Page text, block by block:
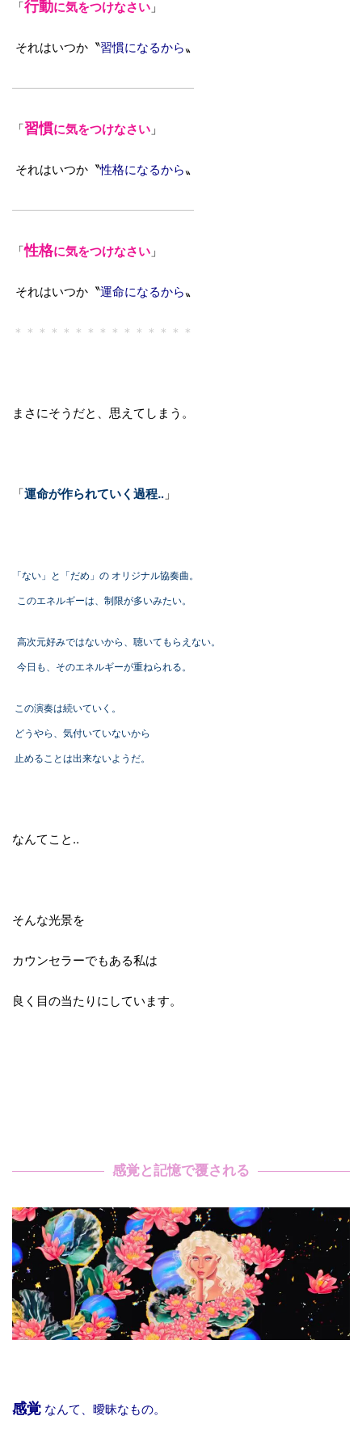
「行動に気をつけなさい 」
それはいつか〝習慣になるから〟
———————————————
「習慣に気をつけなさい 」
それはいつか〝性格になるから〟
———————————————
「性格に気をつけなさい 」
それはいつか〝運命になるから〟
＊＊＊＊＊＊＊＊＊＊＊＊＊＊＊
まさにそうだと、思えてしまう。
「運命が作られていく過程‥ 」
「ない」と「だめ」の オリジナル協奏曲。
このエネルギーは、制限が多いみたい。
高次元好みではないから、聴いてもらえない。
今日も、そのエネルギーが重ねられる。
この演奏は続いていく。
どうやら、気付いていないから
止めることは出来ないようだ。
なんてこと‥
そんな光景を
カウンセラーでもある私は
良く目の当たりにしています。
感覚と記憶で覆される
感覚 なんて、曖昧なもの。